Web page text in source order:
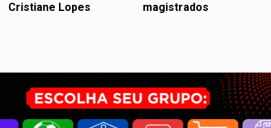
Cristiane Lopes
magistrados